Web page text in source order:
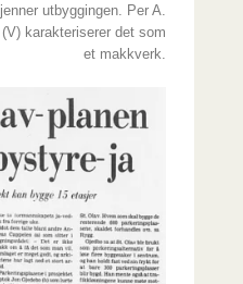
utbyggingen. Per A.
karakteriserer det som
et makkverk.